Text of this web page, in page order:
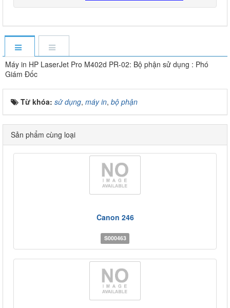
Máy in HP LaserJet Pro M402d PR-02: Bộ phận sử dụng : Phó
Giám Đốc
Từ khóa: sử dụng, máy in, bộ phận
Sản phẩm cùng loại
Canon 246
S000463